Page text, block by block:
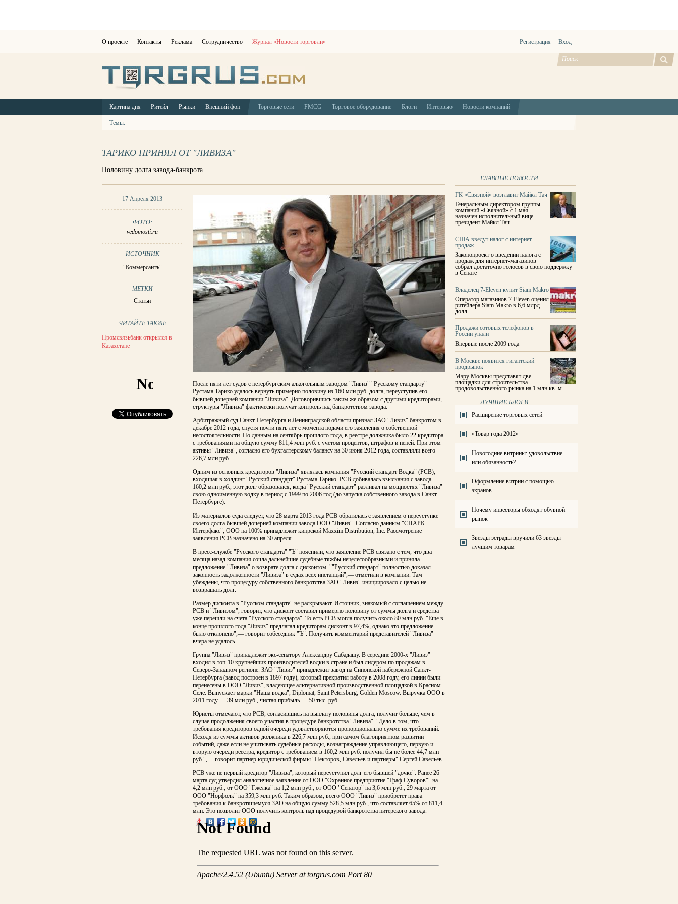
О проекте Контакты Реклама Сотрудничество Журнал «Новости торговли» Регистрация Вход
Картина дня Ритейл Рынки Внешний фон Торговые сети FMCG Торговое оборудование Блоги Интервью Новости компаний
Темы:
ТАРИКО ПРИНЯЛ ОТ "ЛИВИЗА"
Половину долга завода-банкрота
17 Апреля 2013
ФОТО:
vedomosti.ru
ИСТОЧНИК
"Коммерсантъ"
МЕТКИ
Статьи
ЧИТАЙТЕ ТАКЖЕ
Промсвязьбанк открылся в
Казахстане
После пяти лет судов с петербургским алкогольным заводом "Ливиз" "Русскому стандарту"
Рустама Тарико удалось вернуть примерно половину из 160 млн руб. долга, переуступив его
бывшей дочерней компании "Ливиза". Договорившись таким же образом с другими кредиторами,
структуры "Ливиза" фактически получат контроль над банкротством завода.
Арбитражный суд Санкт-Петербурга и Ленинградской области признал ЗАО "Ливиз" банкротом в
декабре 2012 года, спустя почти пять лет с момента подачи его заявления о собственной
несостоятельности. По данным на сентябрь прошлого года, в реестре должника было 22 кредитора
с требованиями на общую сумму 811,4 млн руб. с учетом процентов, штрафов и пеней. При этом
активы "Ливиза", согласно его бухгалтерскому балансу на 30 июня 2012 года, составляли всего
226,7 млн руб.
Одним из основных кредиторов "Ливиза" являлась компания "Русский стандарт Водка" (РСВ),
входящая в холдинг "Русский стандарт" Рустама Тарико. РСВ добивалась взыскания с завода
160,2 млн руб., этот долг образовался, когда "Русский стандарт" разливал на мощностях "Ливиза"
свою одноименную водку в период с 1999 по 2006 год (до запуска собственного завода в Санкт-
Петербурге).
Из материалов суда следует, что 28 марта 2013 года РСВ обратилась с заявлением о переуступке
своего долга бывшей дочерней компании завода ООО "Ливиз". Согласно данным "СПАРК-
Интерфакс", ООО на 100% принадлежит кипрской Maxxim Distribution, Inc. Рассмотрение
заявления РСВ назначено на 30 апреля.
В пресс-службе "Русского стандарта" "Ъ" пояснили, что заявление РСВ связано с тем, что два
месяца назад компания сочла дальнейшие судебные тяжбы нецелесообразными и приняла
предложение "Ливиза" о возврате долга с дисконтом. ""Русский стандарт" полностью доказал
законность задолженности "Ливиза" в судах всех инстанций",— отметили в компании. Там
убеждены, что процедуру собственного банкротства ЗАО "Ливиз" инициировало с целью не
возвращать долг.
Размер дисконта в "Русском стандарте" не раскрывают. Источник, знакомый с соглашением между
РСВ и "Ливизом", говорит, что дисконт составил примерно половину от суммы долга и средства
уже перешли на счета "Русского стандарта". То есть РСВ могла получить около 80 млн руб. "Еще в
конце прошлого года "Ливиз" предлагал кредиторам дисконт в 97,4%, однако это предложение
было отклонено",— говорит собеседник "Ъ". Получить комментарий представителей "Ливиза"
вчера не удалось.
Группа "Ливиз" принадлежит экс-сенатору Александру Сабадашу. В середине 2000-х "Ливиз"
входил в топ-10 крупнейших производителей водки в стране и был лидером по продажам в
Северо-Западном регионе. ЗАО "Ливиз" принадлежит завод на Синопской набережной Санкт-
Петербурга (завод построен в 1897 году), который прекратил работу в 2008 году, его линии были
перенесены в ООО "Ливиз", владеющее альтернативной производственной площадкой в Красном
Селе. Выпускает марки "Наша водка", Diplomat, Saint Petersburg, Golden Moscow. Выручка ООО в
2011 году — 39 млн руб., чистая прибыль — 50 тыс. руб.
Юристы отмечают, что РСВ, согласившись на выплату половины долга, получит больше, чем в
случае продолжения своего участия в процедуре банкротства "Ливиза". "Дело в том, что
требования кредиторов одной очереди удовлетворяются пропорционально сумме их требований.
Исходя из суммы активов должника в 226,7 млн руб., при самом благоприятном развитии
событий, даже если не учитывать судебные расходы, вознаграждение управляющего, первую и
вторую очереди реестра, кредитор с требованием в 160,2 млн руб. получил бы не более 44,7 млн
руб.",— говорит партнер юридической фирмы "Некторов, Савельев и партнеры" Сергей Савельев.
РСВ уже не первый кредитор "Ливиза", который переуступил долг его бывшей "дочке". Ранее 26
марта суд утвердил аналогичное заявление от ООО "Охранное предприятие "Граф Суворов"" на
4,2 млн руб., от ООО "Гжелка" на 1,2 млн руб., от ООО "Сенатор" на 3,6 млн руб., 29 марта от
ООО "Норфолк" на 359,3 млн руб. Таким образом, всего ООО "Ливиз" приобретет права
требования к банкротящемуся ЗАО на общую сумму 528,5 млн руб., что составляет 65% от 811,4
млн. Это позволит ООО получить контроль над процедурой банкротства питерского завода.
ГЛАВНЫЕ НОВОСТИ
ГК «Связной» возглавит Майкл Тач
Генеральным директором группы
компаний «Связной» с 1 мая
назначен исполнительный вице-
президент Майкл Тач
США введут налог с интернет-
продаж
Законопроект о введении налога с
продаж для интернет-магазинов
собрал достаточно голосов в свою поддержку
в Сенате
Владелец 7-Eleven купит Siam Makro
Оператор магазинов 7-Eleven оценил
ритейлера Siam Makro в 6,6 млрд
долл
Продажи сотовых телефонов в
России упали
Впервые после 2009 года
В Москве появится гигантский
продрынок
Мэру Москвы представят две
площадки для строительства
продовольственного рынка на 1 млн кв. м
ЛУЧШИЕ БЛОГИ
Расширение торговых сетей
«Товар года 2012»
Новогодние витрины: удовольствие
или обязанность?
Оформление витрин с помощью
экранов
Почему инвесторы обходят обувной
рынок
Звезды эстрады вручили 63 звезды
лучшим товарам